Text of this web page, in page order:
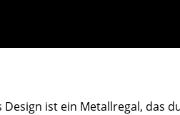
ist ein Metallregal, das